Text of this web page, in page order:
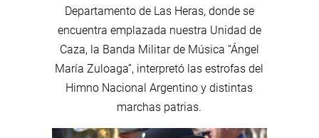
Departamento de Las Heras, donde se
encuentra emplazada nuestra Unidad de
Caza, la Banda Militar de Música “Ángel
María Zuloaga”, interpretó las estrofas del
Himno Nacional Argentino y distintas
marchas patrias.